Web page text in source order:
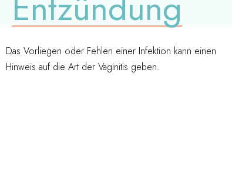
Das Vorliegen oder Fehlen einer Infektion kann einen
Hinweis auf die Art der Vaginitis geben.